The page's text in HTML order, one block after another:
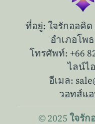
ที่อยู่: ใจรักออคิ
อำเภอโพ
โทรศัพท์: +66
ไลน์ไ
อีเมล:
วอทส์แอ
© 2025 ใจรัก